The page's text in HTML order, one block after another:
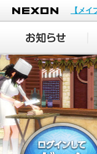
NEXON
【メ